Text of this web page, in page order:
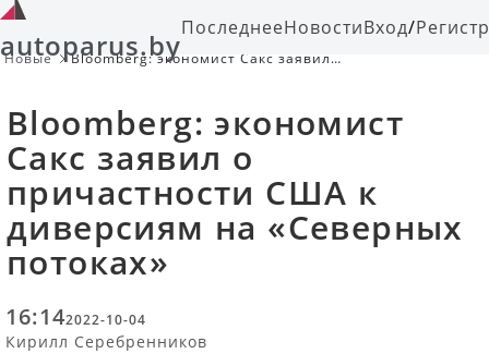
autoparus.byПоследнееНовостиВход/
Новые
Bloomberg: экономист Сакс заявил о
Bloomberg: экономист
Сакс заявил о
причастности США к
диверсиям на «Северных
потоках»
16:142022-10-04
Кирилл Серебренников